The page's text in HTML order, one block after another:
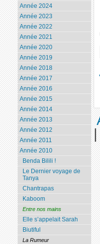
Année 2024
Année 2023
Année 2022
Année 2021
Année 2020
Année 2019
Année 2018
Année 2017
Année 2016
Année 2015
Année 2014
Année 2013
Année 2012
Année 2011
Année 2010
Benda Bilili !
Le Dernier voyage de
Tanya
Chantrapas
Kaboom
Entre nos mains
Elle s’appelait Sarah
Biutiful
La Rumeur